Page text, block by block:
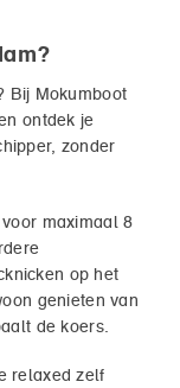
Bij Mokumboot
ontdek je
zonder
maximaal 8
op het
genieten van
de koers.
relaxed zelf